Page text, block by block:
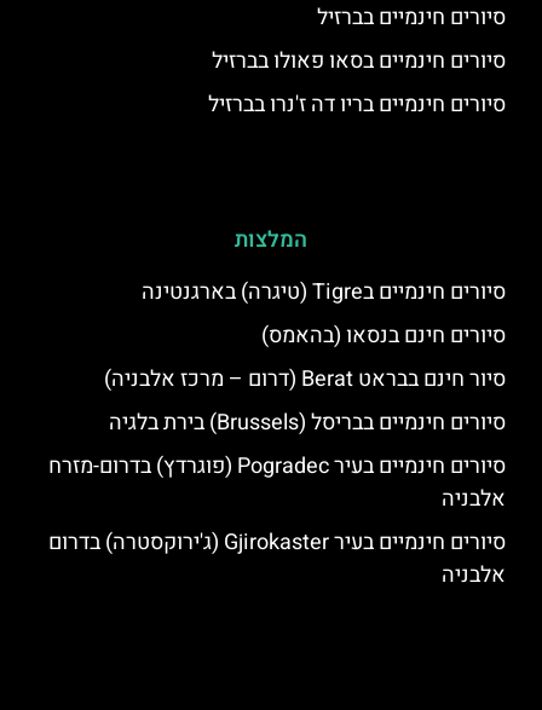
סיורים חינמיים בברזיל
סיורים חינמיים בסאו פאולו בברזיל
סיורים חינמיים בריו דה ז'נרו בברזיל
המלצות
סיורים חינמיים בTigre (טיגרה) בארגנטינה
סיורים חינם בנסאו (בהאמס)
סיור חינם בבראט Berat (דרום – מרכז אלבניה)
סיורים חינמיים בבריסל (Brussels) בירת בלגיה
סיורים חינמיים בעיר Pogradec (פוגרדץ) בדרום-מזרח
אלבניה
סיורים חינמיים בעיר Gjirokaster (ג'ירוקסטרה) בדרום
אלבניה